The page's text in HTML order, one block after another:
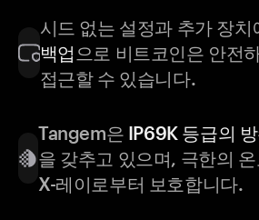
시드 없는 설정과 추가 장치
백업 으로 비트코인은 안전
접근할 수 있습니다.
Tangem은 IP69K 등급의
을 갖추고 있으며, 극한의
X-레이로부터 보호합니다.